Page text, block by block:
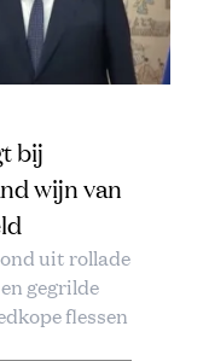
bij
wijn van
uit rollade
gegrilde
flessen